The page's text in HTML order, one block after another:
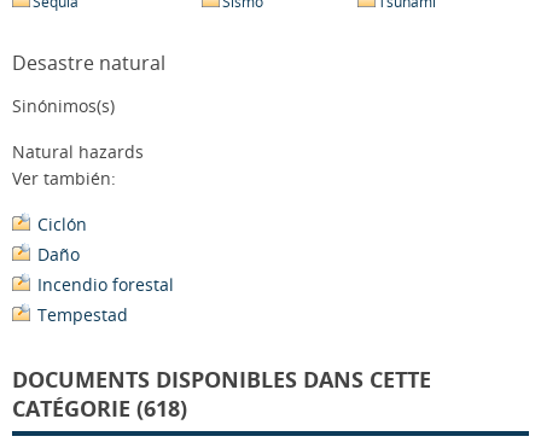
Desastre natural
Sinónimos(s)
Natural hazards
Ver también:
Ciclón
Daño
Incendio forestal
Tempestad
DOCUMENTS DISPONIBLES DANS CETTE
CATÉGORIE (618)